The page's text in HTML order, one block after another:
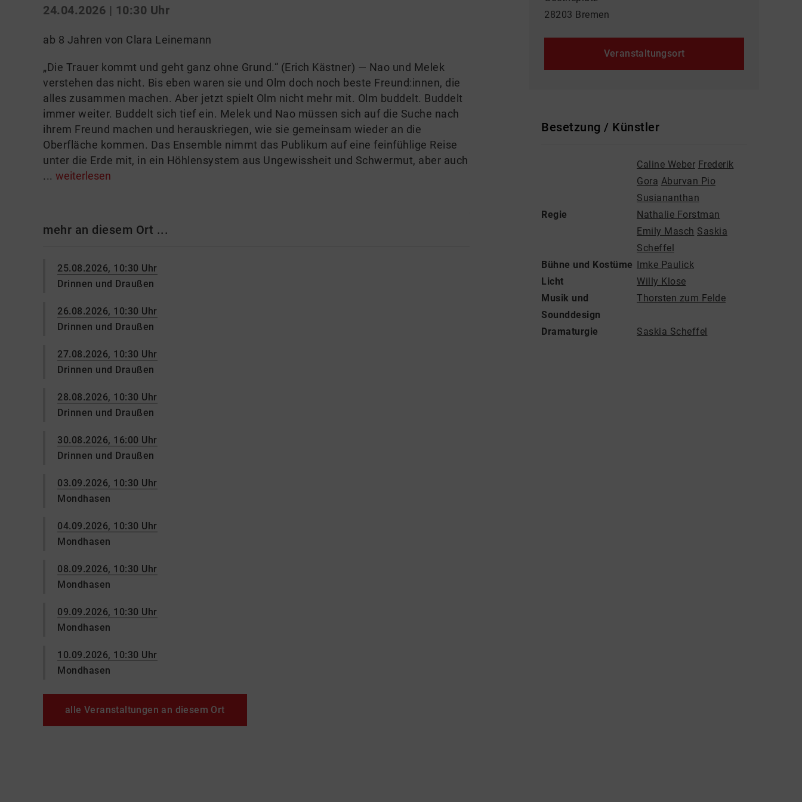
24.04.2026 | 10:30 Uhr
ab 8 Jahren von Clara Leinemann
„Die Trauer kommt und geht ganz ohne Grund.“ (Erich Kästner) — Nao und Melek
verstehen das nicht. Bis eben waren sie und Olm doch noch beste Freund:innen, die
alles zusammen machen. Aber jetzt spielt Olm nicht mehr mit. Olm buddelt. Buddelt
immer weiter. Buddelt sich tief ein. Melek und Nao müssen sich auf die Suche nach
ihrem Freund machen und herauskriegen, wie sie gemeinsam wieder an die
Oberfläche kommen. Das Ensemble nimmt das Publikum auf eine feinfühlige Reise
unter die Erde mit, in ein Höhlensystem aus Ungewissheit und Schwermut, aber auch
... weiterlesen
mehr an diesem Ort ...
25.08.2026, 10:30 Uhr
Drinnen und Draußen
26.08.2026, 10:30 Uhr
Drinnen und Draußen
27.08.2026, 10:30 Uhr
Drinnen und Draußen
28.08.2026, 10:30 Uhr
Drinnen und Draußen
30.08.2026, 16:00 Uhr
Drinnen und Draußen
03.09.2026, 10:30 Uhr
Mondhasen
04.09.2026, 10:30 Uhr
Mondhasen
08.09.2026, 10:30 Uhr
Mondhasen
09.09.2026, 10:30 Uhr
Mondhasen
10.09.2026, 10:30 Uhr
Mondhasen
alle Veranstaltungen an diesem Ort
28203 Bremen
Veranstaltungsort
Besetzung / Künstler
Caline Weber Frederik
Gora Aburvan Pio
Susiananthan
Regie
Nathalie Forstman
Emily Masch Saskia
Scheffel
Bühne und Kostüme Imke Paulick
Licht
Willy Klose
Musik und
Sounddesign
Thorsten zum Felde
Dramaturgie Saskia Scheffel